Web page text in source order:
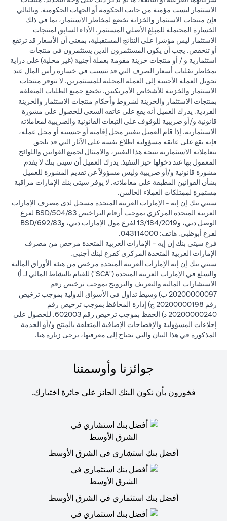
الاستثمار ليست مؤمنة من جانب الحكومة أو الجهات الحكومية. وبالتالي
فإن منتجات الاستثمار والخزانة تخضع لمخاطر الاستثمار، بما في ذلك
الخسارة المحتملة للمبلغ الأصلي المستثمر. الأداء السابق لمنتجات
الاستثمار ليس مؤشرا على النتائج المستقبلية، بمعنى أن الأسعار قد ترتفع
أو تنخفض. يجب أن يكون المستثمرون الذين يستثمرون في منتجات
استثمارية و / أو منتجات خزينة مقومة بعملة أجنبية (غير محلية) على دراية
بمخاطر تقلبات أسعار الصرف التي قد تتسبب في خسارة رأس المال عند
تحويل العملة الأجنبية إلى العملة المحلية للمستثمرين. لا تتوفر منتجات
الاستثمار والخزينة للأشخاص الأمريكيين. تخضع جميع الطلبات المتعلقة
بمنتجات الاستثمار والخزينة لشروط وأحكام منتجات الاستثمار والخزينة
الفردية. يدرك العميل أنه يقع على عاتقه السعي للحصول على مشورة
قانونية و/أو ضريبية للوقوف على التبعات القانونية والضريبية لمعاملاته
الاستثمارية. إذا قام العميل بتغيير محل إقامته أو جنسيته أو محل عمله،
فإنه يقع على عاتقه مسؤولية اطلاع نفسه على الآثار التي قد تلحق
بتعاملاته الاستثمارية نتيجة هذا التغيير، والامتثال لجميع القوانين واللوائح
المعمول بها عند دخولها حيز التنفيذ. يدرك العميل أن سيتي بنك لا يقدم
مشورة قانونية و/أو ضريبية وليس مسؤولاً عن تقديم المشورة للعميل
بشأن القوانين المطبقة على معاملاته. لا يوفر سيتي بنك الإمارات مراقبة
مستمرة لممتلكات العملاء الحاليين.
سيتي بنك إن إيه - الإمارات العربية المتحدة مسجل لدى مصرف الإمارات
العربية المتحدة المركزي بموجب أرقام التراخيص BSD/504/83 لفرع
الوصل دبي، و13/184/2019 لفرع مول الإمارات دبي، وBSD/692/83
لفرع أبوظبي. هاتف: 043114000.
فرع سيتي بنك إن إيه - الإمارات العربية المتحدة مرخص من مصرف
الإمارات العربية المتحدة المركزي كفرع لبنك أجنبي.
سيتي بنك إن إيه الإمارات العربية المتحدة مرخص من هيئة الأوراق المالية
والسلع في الإمارات العربية المتحدة ("SCA") للقيام بالنشاط المالي لـ أ)
الاستشارات المالية والتعريف والترويج بموجب ترخيص رقم
20200000097 ب) وسيط تداول في الأسواق الدولية بموجب ترخيص
رقم 20200000198 ج) إدارة المحافظ بموجب ترخيص رقم
20200000240 د) الحفظ بموجب ترخيص رقم 602003. للحصول على
إخلاءات المسؤولية والإفصاحات الإضافية المتعلقة بالمنتج و/أو الخدمة
المذكورة في هذا البيان والتي تحتاج إلى معرفتها، يرجى زيارة هنا.
جوائزنا وأوسمتنا
فخورون بأن نكون البنك الحائز على جائزة اختيارك.
أفضل بنك استشاري في الشرق الأوسط
أفضل بنك استثماري في الشرق الأوسط